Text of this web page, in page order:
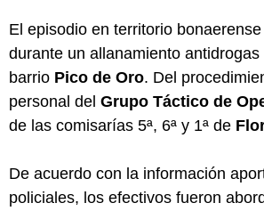
El episodio en territorio
durante un allanamiento
barrio Pico de Oro. Del
personal del Grupo Táctico de
de las comisarías 5ª, 6ª y 1ª de
De acuerdo con la información
policiales, los efectivos fueron